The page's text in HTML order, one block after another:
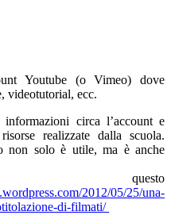
Youtube (o Vimeo) dove
videotutorial, ecc.
circa l’account e
realizzate dalla scuola.
non solo è utile, ma è anche
2012/05/25/una-
di-filmati/